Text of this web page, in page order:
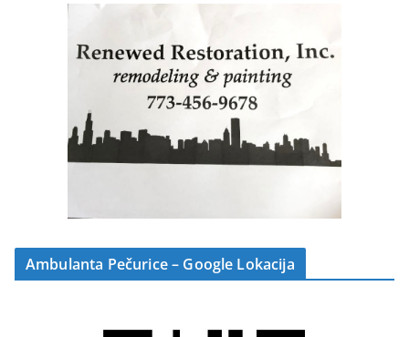
Ambulanta Pečurice – Google Lokacija